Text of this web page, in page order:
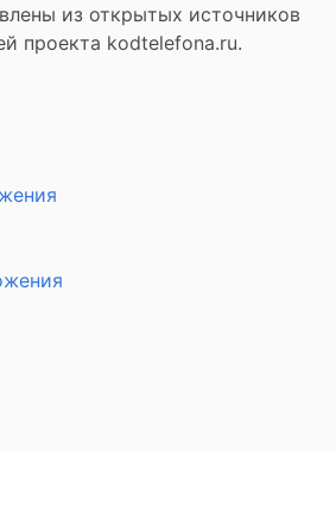
из открытых источников
проекта kodtelefona.ru.